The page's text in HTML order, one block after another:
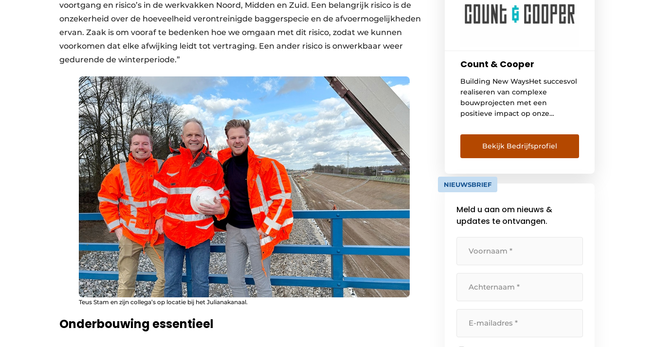
voortgang en risico’s in de werkvakken Noord, Midden en Zuid. Een belangrijk risico is de
onzekerheid over de hoeveelheid verontreinigde baggerspecie en de afvoermogelijkheden
ervan. Zaak is om vooraf te bedenken hoe we omgaan met dit risico, zodat we kunnen
voorkomen dat elke afwijking leidt tot vertraging. Een ander risico is onwerkbaar weer
gedurende de winterperiode.”
Teus Stam en zijn collega’s op locatie bij het Julianakanaal.
Onderbouwing essentieel
Count & Cooper
Building New WaysHet succesvol
realiseren van complexe
bouwprojecten met een
positieve impact op onze
Projecten die essentieel zijn voor
onze gezondheid, welvaart en
economie – van de versterking
de bescherming van Nederland
tegen overstromingen en de
energievoorzieningen. Onze
wereld verandert en […]
Bekijk Bedrijfsprofiel
NIEUWSBRIEF
Meld u aan om nieuws &
updates te ontvangen.